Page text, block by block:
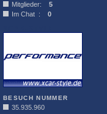
Mitglieder: 5
Im Chat : 0
BESUCH NUMMER
35.935.960